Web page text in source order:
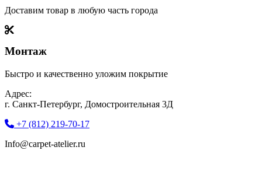
Доставим товар в любую часть города
Монтаж
Быстро и качественно уложим покрытие
Адрес:
г. Санкт-Петербург, Домостроительная 3Д
+7 (812) 219-70-17
Info@carpet-atelier.ru